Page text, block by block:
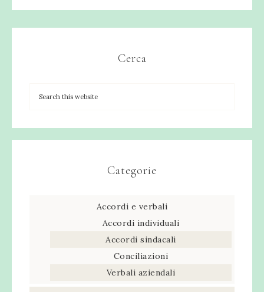
Cerca
Categorie
Accordi e verbali
Accordi individuali
Accordi sindacali
Conciliazioni
Verbali aziendali